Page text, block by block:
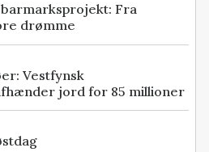
Fra
drømme
Vestfynsk
jord for 85 millioner